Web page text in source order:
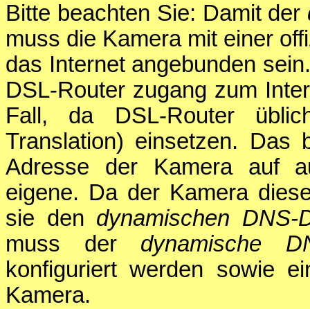
Bitte beachten Sie: Damit der
muss die Kamera mit einer
das Internet angebunden
DSL-Router zugang zum
Fall, da DSL-Router
Translation) einsetzen. Das
Adresse der Kamera auf
eigene. Da der Kamera
sie den dynamischen DNS-
muss der dynamische
konfiguriert werden sowie
Kamera.